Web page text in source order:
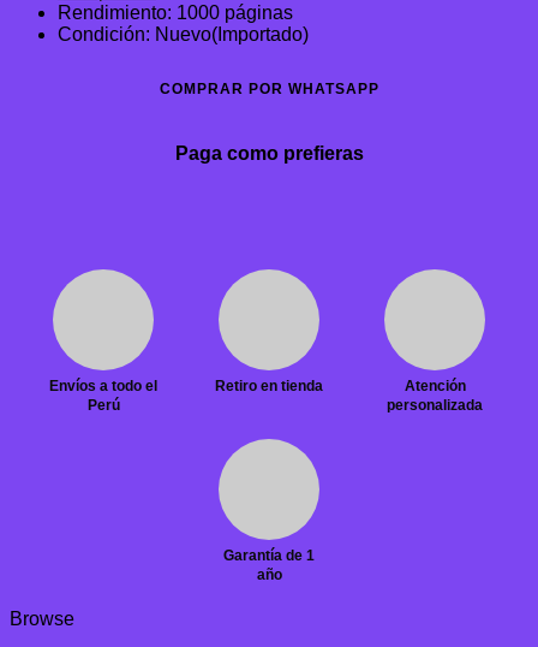
Rendimiento: 1000 páginas
Condición: Nuevo(Importado)
COMPRAR POR WHATSAPP
Paga como prefieras
Envíos a todo el
Perú
Retiro en tienda
Atención
personalizada
Garantía de 1
año
Browse